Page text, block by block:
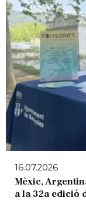
16.07.2026
Mèxic,
a la 32a edició